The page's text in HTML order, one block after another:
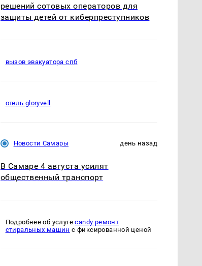
решений сотовых операторов для
защиты детей от киберпреступников
вызов эвакуатора спб
отель gloryvell
Новости Самары день назад
В Самаре 4 августа усилят
общественный транспорт
Подробнее об услугеcandy ремонт
стиральных машин с фиксированной ценой